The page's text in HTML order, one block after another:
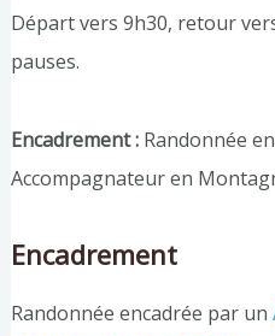
Départ vers 9h30, retour
pauses.
Encadrement :Randonnée
Accompagnateur en
Encadrement
Randonnée encadrée par un